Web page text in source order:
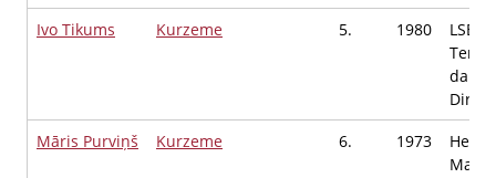
Ivo Tikums
Kurzeme 5. 1980
LSEZ
Māris Purviņš
Kurzeme 6. 1973